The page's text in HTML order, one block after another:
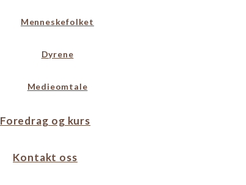
Menneskefolket
Dyrene
Medieomtale
Foredrag og kurs
Kontakt oss